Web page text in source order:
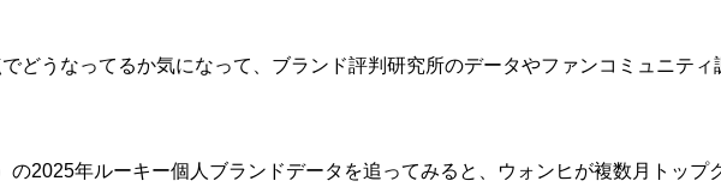
どうなってるか気になって、ブランド評判研究所のデータやファンコミュニティ
の2025年ルーキー個人ブランドデータを追ってみると、ウォンヒが複数月トップ